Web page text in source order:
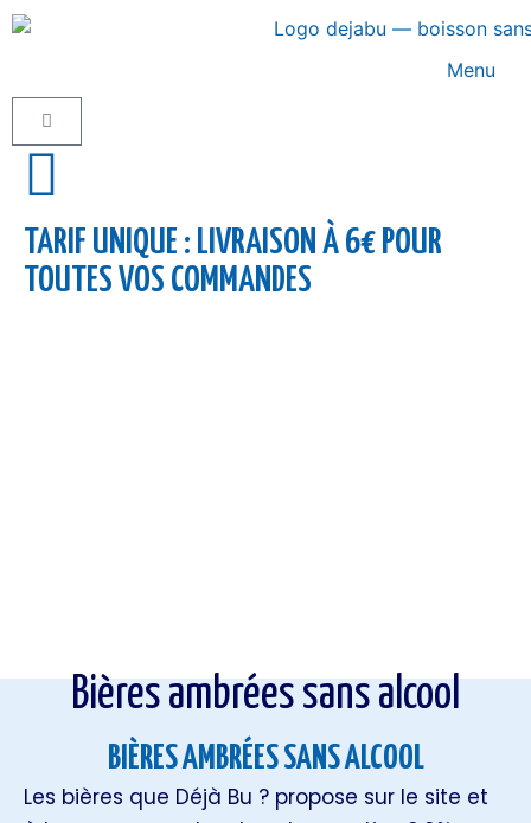
Menu
TARIF UNIQUE : LIVRAISON À 6€ POUR
TOUTES VOS COMMANDES
Bières ambrées sans alcool
Bières ambrées sans alcool
BIÈRES AMBRÉES SANS ALCOOL
Les bières que Déjà Bu ? propose sur le site et